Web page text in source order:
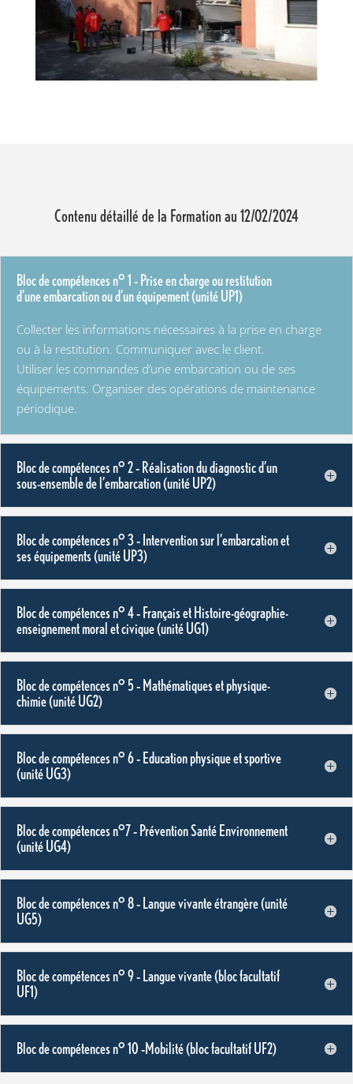
Contenu détaillé de la Formation au 12/02/2024
Bloc de compétences n° 1 – Prise en charge ou restitution
d’une embarcation ou d’un équipement (unité UP1)
Collecter les informations nécessaires à la prise en charge
ou à la restitution. Communiquer avec le client.
Utiliser les commandes d’une embarcation ou de ses
équipements. Organiser des opérations de maintenance
périodique.
Bloc de compétences n° 2 – Réalisation du diagnostic d’un
sous-ensemble de l’embarcation (unité UP2)
Bloc de compétences n° 3 – Intervention sur l’embarcation et
ses équipements (unité UP3)
Bloc de compétences n° 4 – Français et Histoire-géographie-
enseignement moral et civique (unité UG1)
Bloc de compétences n° 5 – Mathématiques et physique-
chimie (unité UG2)
Bloc de compétences n° 6 – Education physique et sportive
(unité UG3)
Bloc de compétences n°7 – Prévention Santé Environnement
(unité UG4)
Bloc de compétences n° 8 – Langue vivante étrangère (unité
UG5)
Bloc de compétences n° 9 – Langue vivante (bloc facultatif
UF1)
Bloc de compétences n° 10 –Mobilité (bloc facultatif UF2)